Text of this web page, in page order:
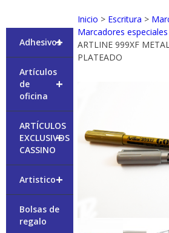
Inicio > Escritura >
Marcadores especiales
ARTLINE 999XF
PLATEADO
+
Adhesivos
+
Artículos
de
oficina
+
ARTÍCULOS
EXCLUSIVOS
CASSINO
+
Artistico
Bolsas de
regalo